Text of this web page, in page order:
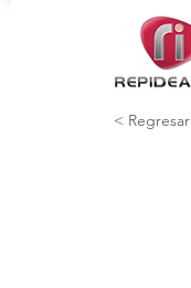
< Regresar